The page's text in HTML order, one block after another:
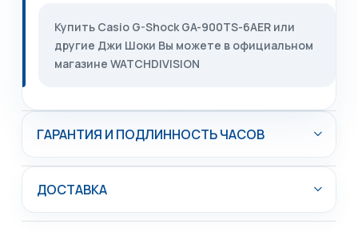
Купить Casio G-Shock GA-900TS-6AER или
другие Джи Шоки Вы можете в официальном
магазине WATCHDIVISION
ГАРАНТИЯ И ПОДЛИННОСТЬ ЧАСОВ
ДОСТАВКА